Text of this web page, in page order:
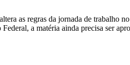
as regras da jornada de trabalho
a matéria ainda precisa ser